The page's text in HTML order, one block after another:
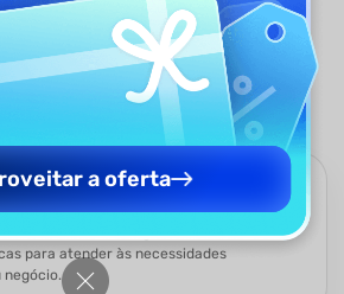
Usar o Gerador de
Reembolso com IA
do UPDF?
Seu Negócio
físicos, bens digitais ou assinaturas, a
para atender às necessidades
negócio.
a oferta